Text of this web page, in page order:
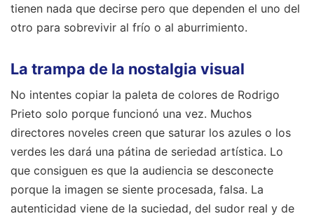
tienen nada que decirse pero que dependen el uno del
otro para sobrevivir al frío o al aburrimiento.
La trampa de la nostalgia visual
No intentes copiar la paleta de colores de Rodrigo
Prieto solo porque funcionó una vez. Muchos
directores noveles creen que saturar los azules o los
verdes les dará una pátina de seriedad artística. Lo
que consiguen es que la audiencia se desconecte
porque la imagen se siente procesada, falsa. La
autenticidad viene de la suciedad, del sudor real y de